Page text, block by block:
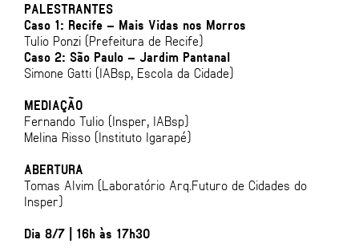
PALESTRANTES
Caso 1: Recife – Mais Vidas nos Morros
Tulio Ponzi (Prefeitura de Recife)
Caso 2: São Paulo – Jardim Pantanal
Simone Gatti (IABsp, Escola da Cidade)
MEDIAÇÃO
Fernando Tulio (Insper, IABsp)
Melina Risso (Instituto Igarapé)
ABERTURA
Tomas Alvim (Laboratório Arq.Futuro de Cidades do
Insper)
Dia 8/7 | 16h às 17h30